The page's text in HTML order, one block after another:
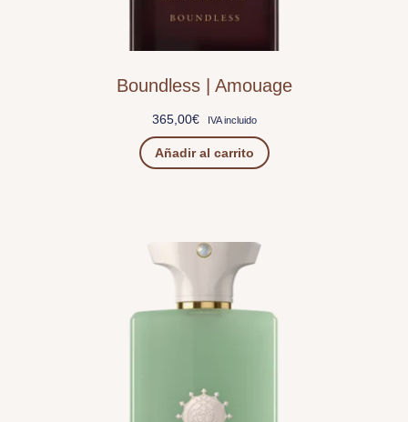
Boundless | Amouage
365,00€ IVA incluido
Añadir al carrito